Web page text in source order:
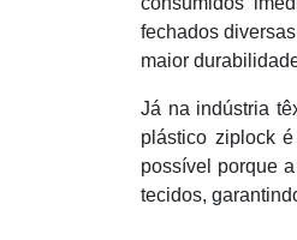
fechados
maior
Já na indústria
plástico ziplock
possível porque
tecidos,